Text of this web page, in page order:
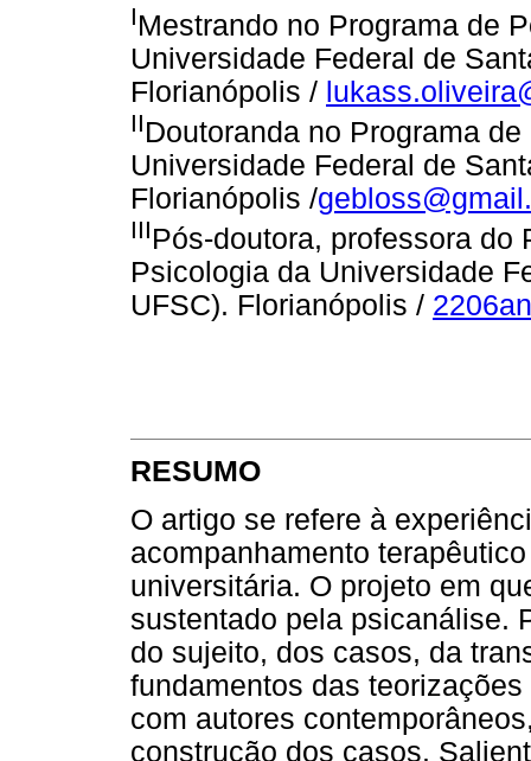
IMestrando no Programa de
Universidade Federal de
Florianópolis /
IIDoutoranda no Programa
Universidade Federal de
Florianópolis /
IIIPós-doutora, professora do
Psicologia da Universidade
UFSC). Florianópolis /
RESUMO
O artigo se refere à
acompanhamento
universitária. O projeto em
sustentado pela psicanálise.
do sujeito, dos casos, da
fundamentos das
com autores
construção dos casos.